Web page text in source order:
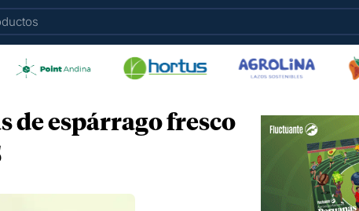
de espárrago fresco